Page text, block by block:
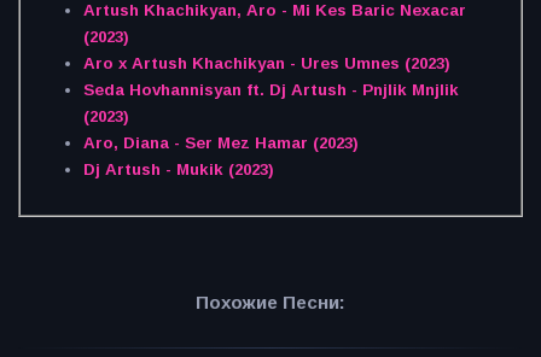
Artush Khachikyan, Aro - Mi Kes Baric Nexacar
(2023)
Aro x Artush Khachikyan - Ures Umnes (2023)
Seda Hovhannisyan ft. Dj Artush - Pnjlik Mnjlik
(2023)
Aro, Diana - Ser Mez Hamar (2023)
Dj Artush - Mukik (2023)
Похожие Песни: